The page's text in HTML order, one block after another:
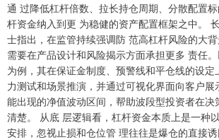
通 过降低杠杆倍数、拉长持仓周期、分散配置
杆资金纳入到更 为稳健的资产配置框架之中。
士指出，在监管持续强调防 范高杠杆风险的大
需要在产品设计和风险揭示方面承担更多 责任
为例，其在保证金制度、预警线和平仓线的设
力测试和场景推演，并通过可视化界面向客户
能出现的净值波动区间，帮助波段型投资者在决
清楚。 从底 层逻辑看，杠杆资金本质上是一种
安排，忽视止损和仓位管 理往往是爆仓的直接
沪深300 4694.44 +43.13